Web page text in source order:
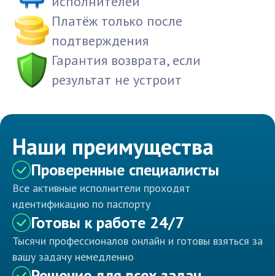
Платёж только после
подтверждения
Гарантия возврата, если
результат не устроит
Наши преимущества
Проверенные специалисты
Все активные исполнители проходят
идентификацию по паспорту
Готовы к работе 24/7
Тысячи профессионалов онлайн и готовы взяться за
вашу задачу немедленно